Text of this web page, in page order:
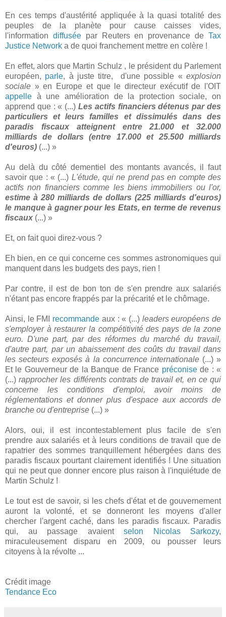
En ces temps d'austérité appliquée à la quasi totalité des
peuples de la planète pour cause caisses vides,
l'information diffuséepar Reuters en provenance deTax
Justice Network a de quoi franchement mettre en colère !
En effet, alors que Martin Schulz , le président du Parlement
européen, parle, à juste titre, d'une possible «explosion
sociale » en Europe et que le directeur exécutif de l'OIT
appelle à une amélioration de la protection sociale, on
apprend que : « (...) Les actifs financiers détenus par des
particuliers et leurs familles et dissimulés dans des
paradis fiscaux atteignent entre 21.000 et 32.000
milliards de dollars (entre 17.000 et 25.500 milliards
d'euros) (...) »
Au delà du côté dementiel des montants avancés, il faut
savoir que : « (...) L'étude, qui ne prend pas en compte des
actifs non financiers comme les biens immobiliers ou l'or,
estime à 280 milliards de dollars (225 milliards d'euros)
le manque à gagner pour les Etats, en terme de revenus
fiscaux (...) »
Et, on fait quoi direz-vous ?
Eh bien, en ce qui concerne ces sommes astronomiques qui
manquent dans les budgets des pays, rien !
Par contre, il est de bon ton de s'en prendre aux salariés
n'étant pas encore frappés par la précarité et le chômage.
Ainsi, le FMI recommande aux : « (...) leaders européens de
s'employer à restaurer la compétitivité des pays de la zone
euro. D'une part, par des réformes du marché du travail,
d'autre part, par un abaissement des coûts du travail dans
les secteurs exposés à la concurrence internationale (...) »
Et le Gouverneur de la Banque de France préconisede : «
(...)rapprocher les différents contrats de travail et, en ce qui
concerne les conditions d'emploi, avoir moins de
réglementations et donner plus d'espace aux accords de
branche ou d'entreprise (...) »
Alors, oui, il est incontestablement plus facile de s'en
prendre aux salariés et à leurs conditions de travail que de
rapatrier des sommes tranquillement hébergées dans des
paradis fiscaux pourtant clairement identifiés ! Une situation
qui ne peut que donner encore plus raison à l'inquiétude de
Martin Schulz !
Le tout est de savoir, si les chefs d'état et de gouvernement
auront la volonté, et se donneront les moyens d'aller
chercher l'argent caché, dans les paradis fiscaux. Paradis
qui, au passage avaient selon Nicolas Sarkozy,
miraculeusement disparu en 2009, ou pousser leurs
citoyens à la révolte ...
Crédit image
Tendance Eco